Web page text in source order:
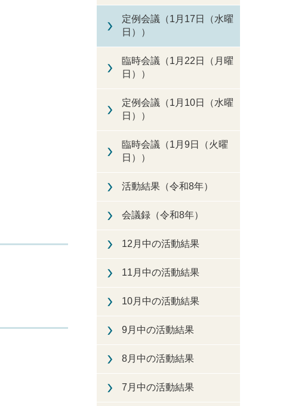
定例会議（1月17日（水曜
日））
臨時会議（1月22日（月曜
日））
定例会議（1月10日（水曜
日））
臨時会議（1月9日（火曜
日））
活動結果（令和8年）
会議録（令和8年）
12月中の活動結果
11月中の活動結果
10月中の活動結果
9月中の活動結果
8月中の活動結果
7月中の活動結果